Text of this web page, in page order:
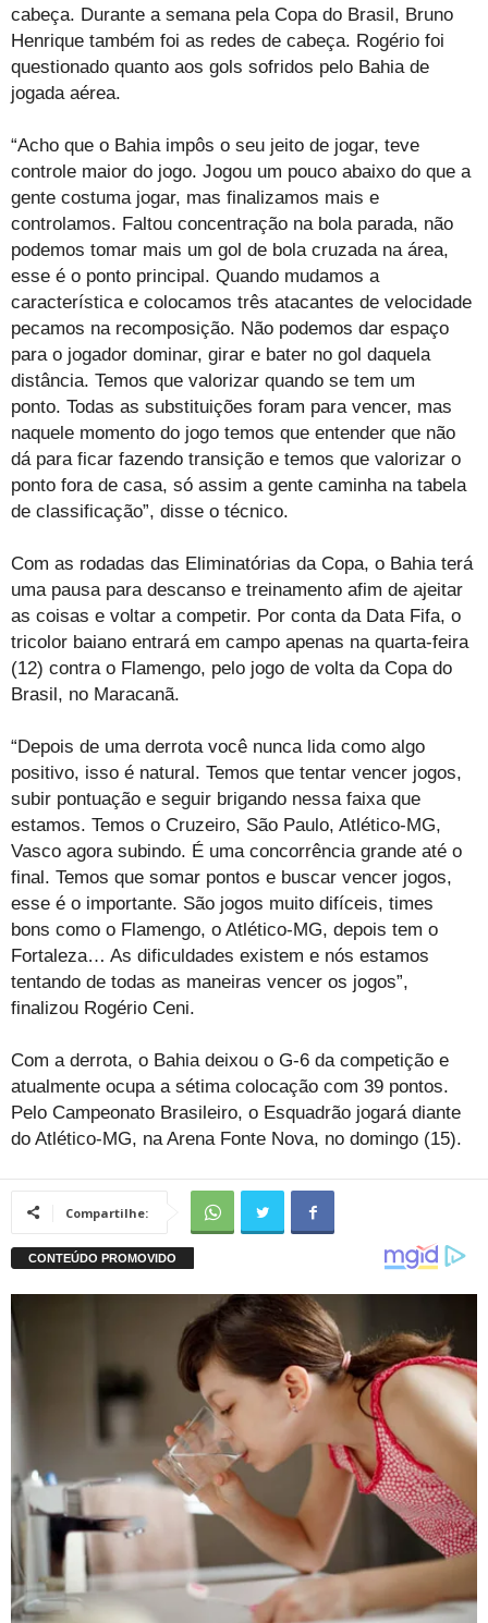
cabeça. Durante a semana pela Copa do Brasil, Bruno
Henrique também foi as redes de cabeça. Rogério foi
questionado quanto aos gols sofridos pelo Bahia de
jogada aérea.
“Acho que o Bahia impôs o seu jeito de jogar, teve
controle maior do jogo. Jogou um pouco abaixo do que a
gente costuma jogar, mas finalizamos mais e
controlamos. Faltou concentração na bola parada, não
podemos tomar mais um gol de bola cruzada na área,
esse é o ponto principal. Quando mudamos a
característica e colocamos três atacantes de velocidade
pecamos na recomposição. Não podemos dar espaço
para o jogador dominar, girar e bater no gol daquela
distância. Temos que valorizar quando se tem um
ponto. Todas as substituições foram para vencer, mas
naquele momento do jogo temos que entender que não
dá para ficar fazendo transição e temos que valorizar o
ponto fora de casa, só assim a gente caminha na tabela
de classificação”, disse o técnico.
Com as rodadas das Eliminatórias da Copa, o Bahia terá
uma pausa para descanso e treinamento afim de ajeitar
as coisas e voltar a competir. Por conta da Data Fifa, o
tricolor baiano entrará em campo apenas na quarta-feira
(12) contra o Flamengo, pelo jogo de volta da Copa do
Brasil, no Maracanã.
“Depois de uma derrota você nunca lida como algo
positivo, isso é natural. Temos que tentar vencer jogos,
subir pontuação e seguir brigando nessa faixa que
estamos. Temos o Cruzeiro, São Paulo, Atlético-MG,
Vasco agora subindo. É uma concorrência grande até o
final. Temos que somar pontos e buscar vencer jogos,
esse é o importante. São jogos muito difíceis, times
bons como o Flamengo, o Atlético-MG, depois tem o
Fortaleza… As dificuldades existem e nós estamos
tentando de todas as maneiras vencer os jogos”,
finalizou Rogério Ceni.
Com a derrota, o Bahia deixou o G-6 da competição e
atualmente ocupa a sétima colocação com 39 pontos.
Pelo Campeonato Brasileiro, o Esquadrão jogará diante
do Atlético-MG, na Arena Fonte Nova, no domingo (15).
Compartilhe: